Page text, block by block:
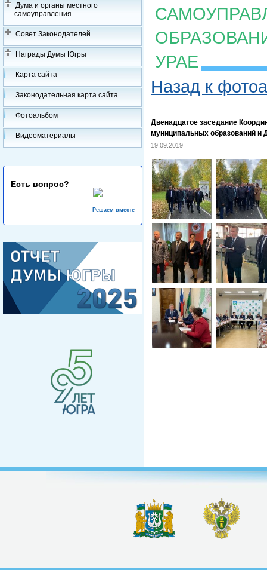
Дума и органы местного
самоуправления
Совет Законодателей
Награды Думы Югры
Карта сайта
Законодательная карта сайта
Фотоальбом
Видеоматериалы
Есть вопрос?
Решаем вместе
УРАЕ
Назад к
Двенадцатое заседание
муниципальных образований
19.09.2019